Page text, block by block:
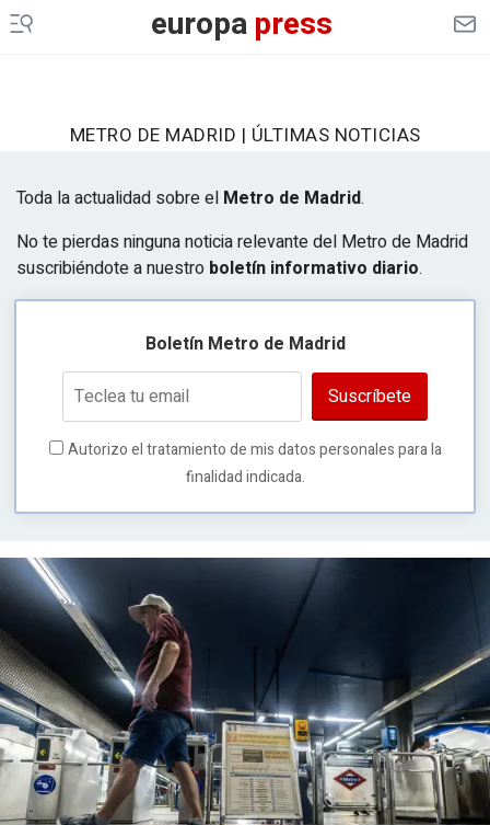
europapress
METRO DE MADRID | ÚLTIMAS NOTICIAS
Toda la actualidad sobre el Metro de Madrid.
No te pierdas ninguna noticia relevante del Metro de Madrid
suscribiéndote a nuestro boletín informativo diario.
Boletín Metro de Madrid
Suscríbete
Autorizo el tratamiento de mis datos personales para la
finalidad indicada.